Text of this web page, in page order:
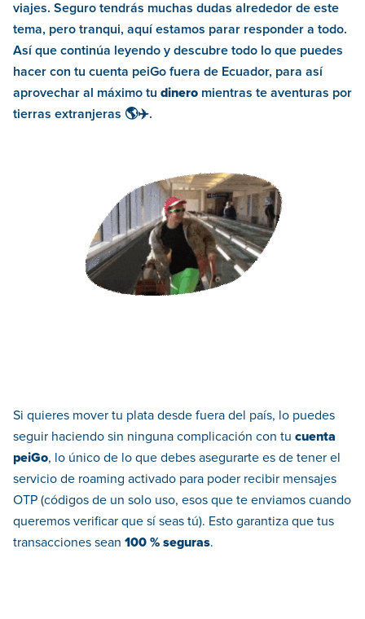
viajes. Seguro tendrás muchas dudas alrededor de este
tema, pero tranqui, aquí estamos parar responder a todo.
Así que continúa leyendo y descubre todo lo que puedes
hacer con tu cuenta peiGo fuera de Ecuador, para así
aprovechar al máximo tu dinero mientras te aventuras por
tierras extranjeras 🌎✈️.
Si quieres mover tu plata desde fuera del país, lo puedes
seguir haciendo sin ninguna complicación con tu cuenta
peiGo, lo único de lo que debes asegurarte es de tener el
servicio de roaming activado para poder recibir mensajes
OTP (códigos de un solo uso, esos que te enviamos cuando
queremos verificar que sí seas tú). Esto garantiza que tus
transacciones sean 100 % seguras.